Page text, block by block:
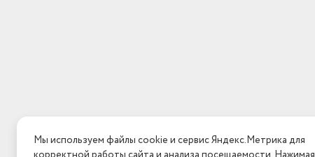
Мы используем файлы cookie и сервис Яндекс.Метрика для